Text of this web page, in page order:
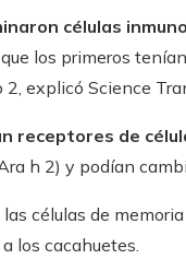
células
los primeros
explicó Science
receptores de
h 2) y podían
células de
los cacahuetes.